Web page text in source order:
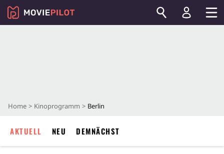
Home Kinoprogramm Berlin
AKTUELL NEU DEMNÄCHST